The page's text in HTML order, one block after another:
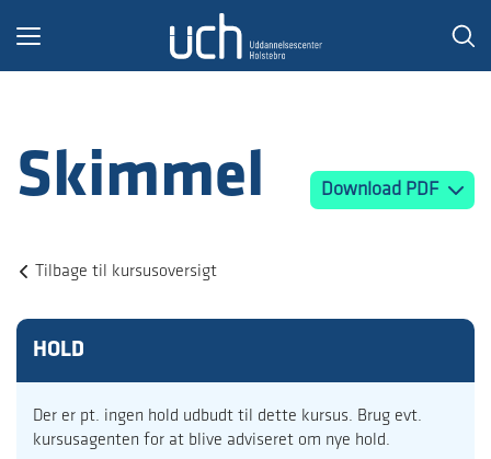
Toggle
Skimmel Download PDF
Tilbage til kursusoversigt
HOLD
Der er pt. ingen hold udbudt til dette kursus. Brug evt.
kursusagenten for at blive adviseret om nye hold.